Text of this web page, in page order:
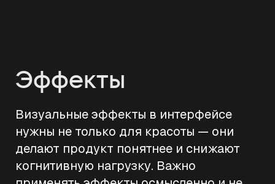
Эффекты
Визуальные эффекты в интерфейсе
нужны не только для красоты — они
делают продукт понятнее и снижают
когнитивную нагрузку. Важно